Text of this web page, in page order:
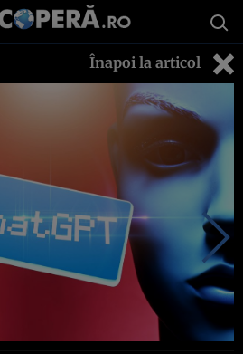
Înapoi la articol